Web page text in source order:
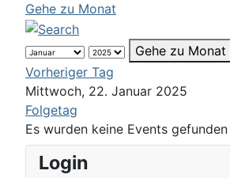
Gehe zu Monat
Gehe zu Monat
Vorheriger Tag
Mittwoch, 22. Januar 2025
Folgetag
Es wurden keine Events gefunden
Login